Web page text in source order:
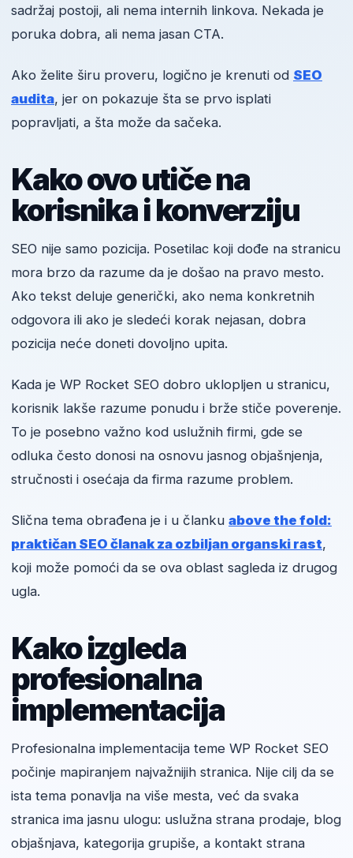
sadržaj postoji, ali nema internih linkova. Nekada je
poruka dobra, ali nema jasan CTA.
Ako želite širu proveru, logično je krenuti od SEO
audita, jer on pokazuje šta se prvo isplati
popravljati, a šta može da sačeka.
Kako ovo utiče na
korisnika i konverziju
SEO nije samo pozicija. Posetilac koji dođe na stranicu
mora brzo da razume da je došao na pravo mesto.
Ako tekst deluje generički, ako nema konkretnih
odgovora ili ako je sledeći korak nejasan, dobra
pozicija neće doneti dovoljno upita.
Kada je WP Rocket SEO dobro uklopljen u stranicu,
korisnik lakše razume ponudu i brže stiče poverenje.
To je posebno važno kod uslužnih firmi, gde se
odluka često donosi na osnovu jasnog objašnjenja,
stručnosti i osećaja da firma razume problem.
Slična tema obrađena je i u članku above the fold:
praktičan SEO članak za ozbiljan organski rast,
koji može pomoći da se ova oblast sagleda iz drugog
ugla.
Kako izgleda
profesionalna
implementacija
Profesionalna implementacija teme WP Rocket SEO
počinje mapiranjem najvažnijih stranica. Nije cilj da se
ista tema ponavlja na više mesta, već da svaka
stranica ima jasnu ulogu: uslužna strana prodaje, blog
objašnjava, kategorija grupiše, a kontakt strana